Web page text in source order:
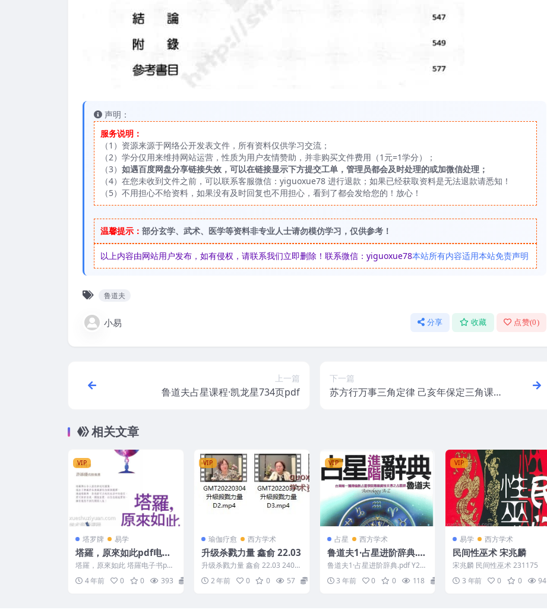
声明：
服务说明：
（1）资源来源于网络公开发表文件，所有资料仅供学习交流；
（2）学分仅用来维持网站运营，性质为用户友情赞助，并非购买文件费用（1元=1学分）；
（3） 如遇百度网盘分享链接失效，可以在链接显示下方提交工单，管理员都会及时处理的或加微信处理；
（4）在您未收到文件之前，可以联系客服微信：yiguoxue78 进行退款；如果已经获取资料是无法退款请悉知！
（5）不用担心不给资料，如果没有及时回复也不用担心，看到了都会发给您的！放心！
温馨提示： 部分玄学、武术、医学等资料非专业人士请勿模仿学习，仅供参考！
以上内容由网站用户发布，如有侵权，请联系我们立即删除！联系微信：yiguoxue78本站所有内容适用本站免责声明
鲁道夫
小易 分享 收藏 点赞(0)
上一篇
鲁道夫占星课程·凯龙星734页pdf
下一篇
苏方行万事三角定律 己亥年保定三角课程
相关文章
VIP
塔罗牌 易学
塔羅，原來如此pdf电子
书
塔羅，原來如此 塔羅电子书pdf
下载 编号：2530D986
4 年前 0 0 393
VIP
瑜伽疗愈 西方学术
升级杀戮力量 鑫俞 22.03
升级杀戮力量 鑫俞 22.03 2408
140 GMT20220304 升級殺戮...
2 年前 0 0 57
VIP
占星 西方学术
鲁道夫1·占星进阶辞典.p
df
鲁道夫1·占星进阶辞典.pdf Y23
02-256-3
3 年前 0 0 118
VIP
易学 西方学术
民间性巫术 宋兆麟
宋兆麟 民间性巫术 231175
3 年前
0 0 94